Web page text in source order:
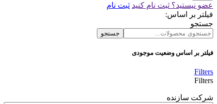
عضو نیستید؟ ثبت نام کنید ثبت نام
فیلتر بر اساس:
جستجو
جستجو
فیلتر بر اساس وضعیت موجودی
Filters
Filters
شرکت سازنده